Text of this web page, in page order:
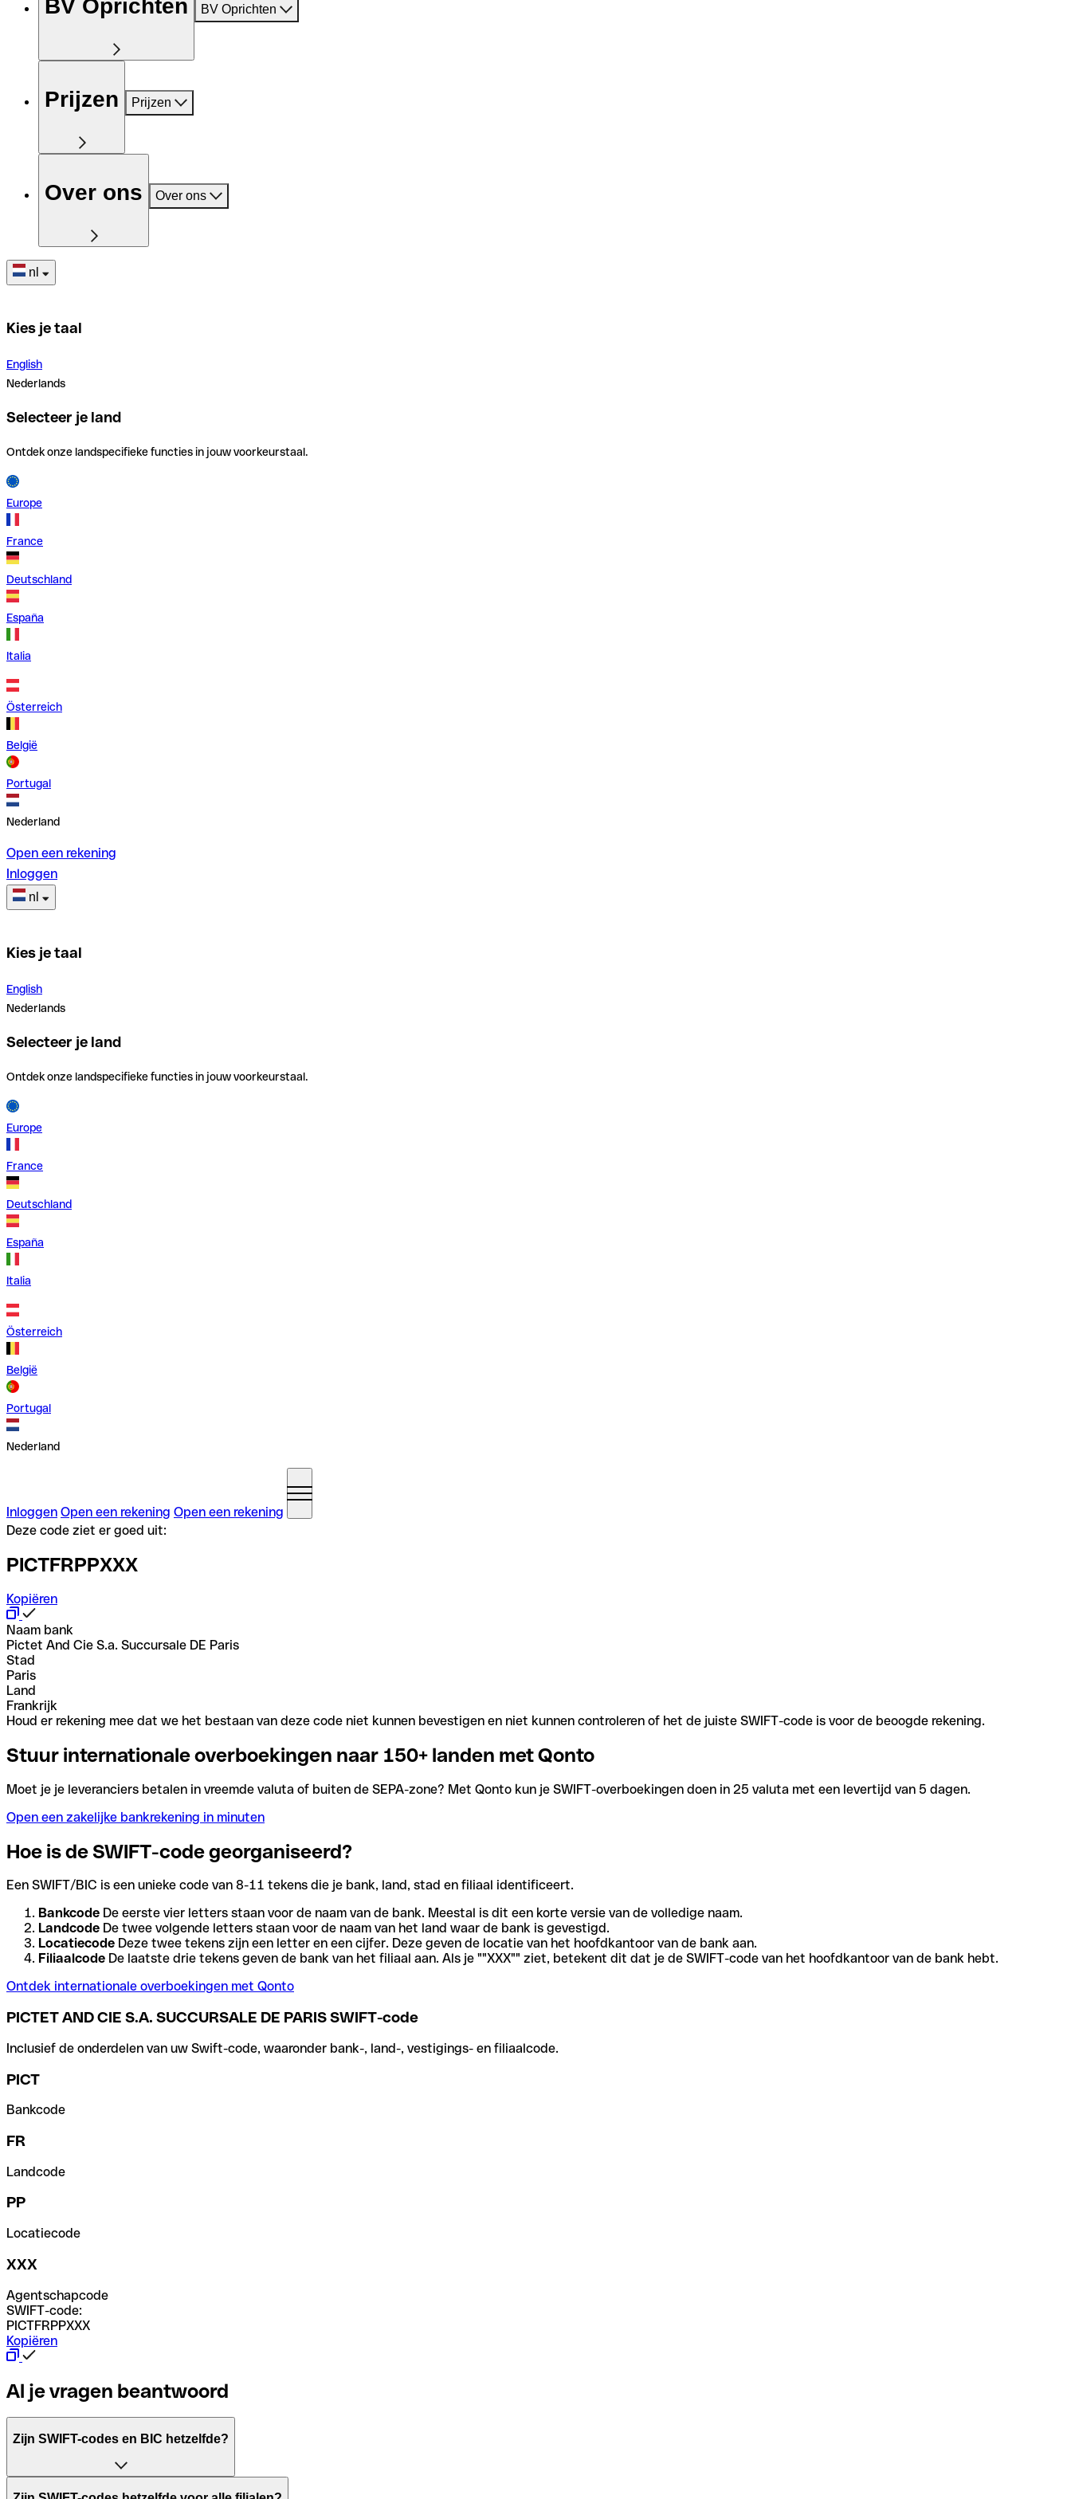
BV Oprichten BV Oprichten
Prijzen Prijzen
Over ons Over ons
nl
Kies je taal
English
Nederlands
Selecteer je land
Ontdek onze landspecifieke functies in jouw voorkeurstaal.
Europe
France
Deutschland
España
Italia
Österreich
België
Portugal
Nederland
Open een rekening
Inloggen
nl
Kies je taal
English
Nederlands
Selecteer je land
Ontdek onze landspecifieke functies in jouw voorkeurstaal.
Europe
France
Deutschland
España
Italia
Österreich
België
Portugal
Nederland
Inloggen Open een rekening Open een rekening
Deze code ziet er goed uit:
PICTFRPPXXX
Kopiëren
Naam bank
Pictet And Cie S.a. Succursale DE Paris
Stad
Paris
Land
Frankrijk
Houd er rekening mee dat we het bestaan van deze code niet kunnen bevestigen en niet kunnen controleren of het de juiste SWIFT-code is voor de beoogde rekening.
Stuur internationale overboekingen naar 150+ landen met Qonto
Moet je je leveranciers betalen in vreemde valuta of buiten de SEPA-zone? Met Qonto kun je SWIFT-overboekingen doen in 25 valuta met een levertijd van 5 dagen.
Open een zakelijke bankrekening in minuten
Hoe is de SWIFT-code georganiseerd?
Een SWIFT/BIC is een unieke code van 8-11 tekens die je bank, land, stad en filiaal identificeert.
Bankcode De eerste vier letters staan voor de naam van de bank. Meestal is dit een korte versie van de volledige naam.
Landcode De twee volgende letters staan voor de naam van het land waar de bank is gevestigd.
Locatiecode Deze twee tekens zijn een letter en een cijfer. Deze geven de locatie van het hoofdkantoor van de bank aan.
Filiaalcode De laatste drie tekens geven de bank van het filiaal aan. Als je ""XXX"" ziet, betekent dit dat je de SWIFT-code van het hoofdkantoor van de bank hebt.
Ontdek internationale overboekingen met Qonto
PICTET AND CIE S.A. SUCCURSALE DE PARIS SWIFT-code
Inclusief de onderdelen van uw Swift-code, waaronder bank-, land-, vestigings- en filiaalcode.
PICT
Bankcode
FR
Landcode
PP
Locatiecode
XXX
Agentschapcode
SWIFT-code:
PICTFRPPXXX
Kopiëren
Al je vragen beantwoord
Zijn SWIFT-codes en BIC hetzelfde?